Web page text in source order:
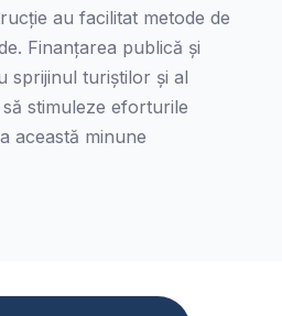
au facilitat metode de
Finanțarea publică și
sprijinul turiștilor și al
stimuleze eforturile
această minune